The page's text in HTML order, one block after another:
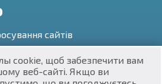
PL
сайтів
cookie, щоб забезпечити вам
веб-сайті. Якщо ви